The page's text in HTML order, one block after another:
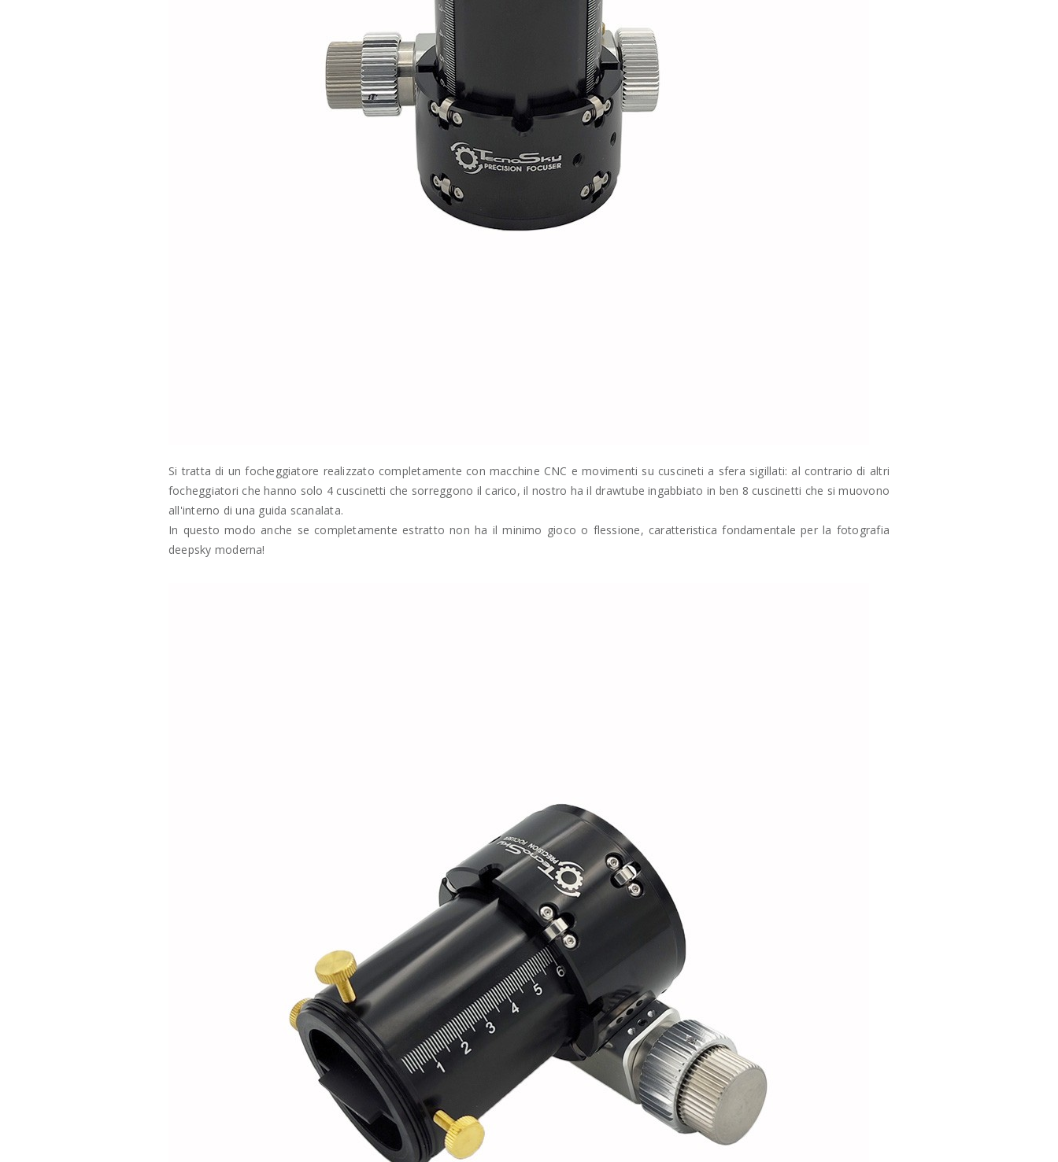
Si tratta di un focheggiatore realizzato completamente con macchine CNC e movimenti su cuscineti a sfera sigillati: al contrario di altri
focheggiatori che hanno solo 4 cuscinetti che sorreggono il carico, il nostro ha il drawtube ingabbiato in ben 8 cuscinetti che si muovono
all'interno di una guida scanalata.
In questo modo anche se completamente estratto non ha il minimo gioco o flessione, caratteristica fondamentale per la fotografia
deepsky moderna!